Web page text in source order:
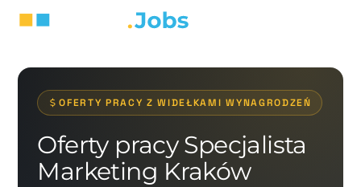
OFERTY PRACY Z WIDEŁKAMI WYNAGRODZEŃ
Oferty pracy Specjalista
Marketing Kraków